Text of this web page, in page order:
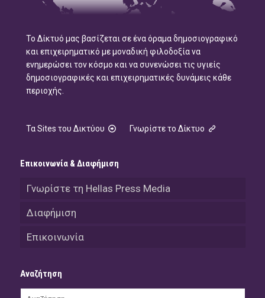
Το Δίκτυό μας βασίζεται σε ένα όραμα δημοσιογραφικό
και επιχειρηματικό με μοναδική φιλοδοξία να
ενημερώσει τον κόσμο και να συνενώσει τις υγιείς
δημοσιογραφικές και επιχειρηματικές δυνάμεις κάθε
περιοχής.
Τα Sites του Δικτύου Γνωρίστε το Δίκτυο
Επικοινωνία & Διαφήμιση
Γνωρίστε τη Hellas Press Media
Διαφήμιση
Επικοινωνία
Αναζήτηση